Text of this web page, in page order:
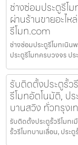
ช่างซ่อมประตูรีโม
ผ่านร้านขายอะไ
รีโมท.com
ช่างซ่อมประตูรีโมทเนินพ
ประตูรีโมทครบวงจร ป
รับติดตั้งประตูรั้ว
รีโมทอัตโนมัติ, ป
บานสวิง ทั่วกรุง
รับติดตั้งประตูรั้วรีโมท
รั้วรีโมทบานเลื่อน, ประ